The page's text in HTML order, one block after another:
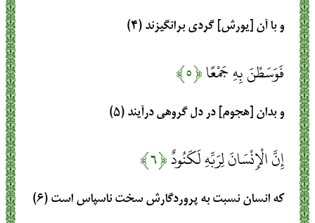
و با آن [يورش] گردى برانگيزند (۴)
فَوَسَطْنَ بِهِ جَمْعًا﴿۵﴾
و بدان [هجوم] در دل گروهى درآيند (۵)
إِنَّ الْإِنْسَانَ لِرَبِّهِ لَكَنُودٌ﴿۶﴾
كه انسان نسبت به پروردگارش سخت ناسپاس است (۶)